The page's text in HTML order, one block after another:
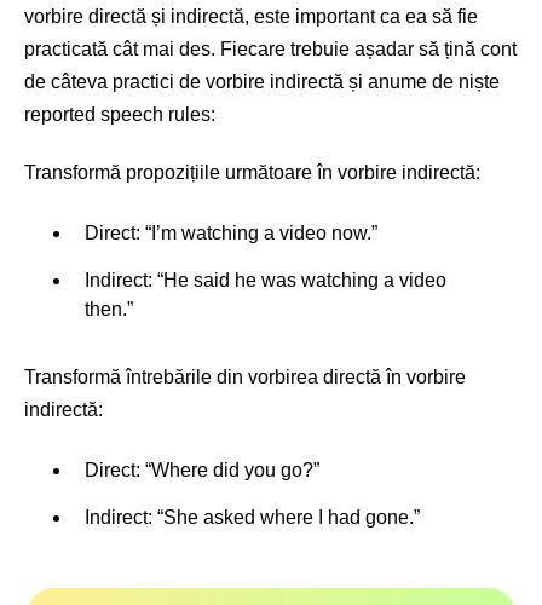
vorbire directă și indirectă, este important ca ea să fie
practicată cât mai des. Fiecare trebuie așadar să țină cont
de câteva practici de vorbire indirectă și anume de niște
reported speech rules:
Transformă propozițiile următoare în vorbire indirectă:
Direct: “I’m watching a video now.”
Indirect: “He said he was watching a video
then.”
Transformă întrebările din vorbirea directă în vorbire
indirectă:
Direct: “Where did you go?”
Indirect: “She asked where I had gone.”